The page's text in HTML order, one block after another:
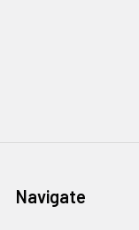
Navigate